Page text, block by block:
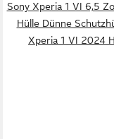
Sony Xperia 1 VI 6,5
Hülle Dünne
Xperia 1 VI 2024